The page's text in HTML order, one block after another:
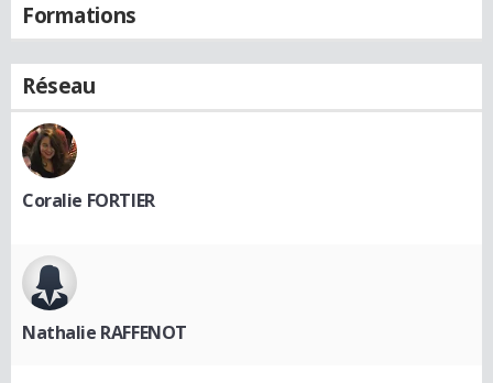
Formations
Réseau
Coralie FORTIER
Nathalie RAFFENOT